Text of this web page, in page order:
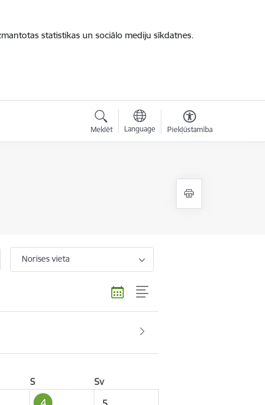
statistikas un sociālo mediju sīkdatnes.
Meklēt Language Piekļūstamība
Norises vieta
S
Sv